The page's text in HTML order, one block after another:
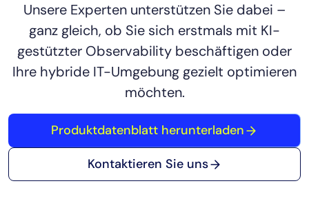
Unsere Experten unterstützen Sie dabei –
ganz gleich, ob Sie sich erstmals mit KI-
gestützter Observability beschäftigen oder
Ihre hybride IT-Umgebung gezielt optimieren
möchten.
Produktdatenblatt herunterladen
Kontaktieren Sie uns